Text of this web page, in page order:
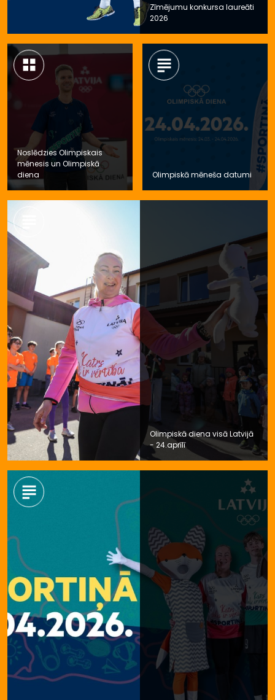
Zīmējumu konkursa laureāti
2026
Noslēdzies Olimpiskais
mēnesis un Olimpiskā
diena
Olimpiskā diena visā Latvijā
- 24.aprīlī
Olimpiskā mēneša datumi